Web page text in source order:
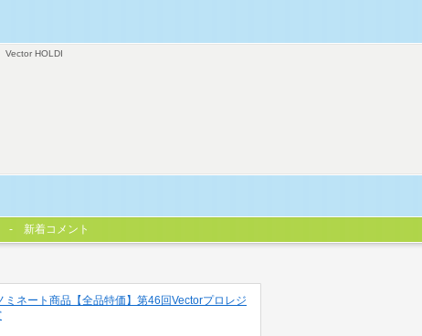
Vector HOLDI
新着コメント